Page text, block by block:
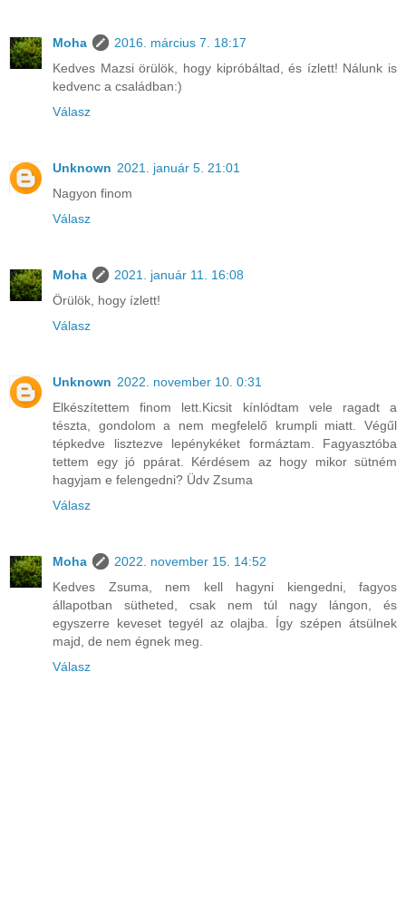
Moha
2016. március 7. 18:17
Kedves Mazsi örülök, hogy kipróbáltad, és ízlett! Nálunk is
kedvenc a családban:)
Válasz
Unknown 2021. január 5. 21:01
Nagyon finom
Válasz
Moha
2021. január 11. 16:08
Örülök, hogy ízlett!
Válasz
Unknown 2022. november 10. 0:31
Elkészítettem finom lett.Kicsit kínlódtam vele ragadt a
tészta, gondolom a nem megfelelő krumpli miatt. Végűl
tépkedve lisztezve lepénykéket formáztam. Fagyasztóba
tettem egy jó ppárat. Kérdésem az hogy mikor sütném
hagyjam e felengedni? Üdv Zsuma
Válasz
Moha
2022. november 15. 14:52
Kedves Zsuma, nem kell hagyni kiengedni, fagyos
állapotban sütheted, csak nem túl nagy lángon, és
egyszerre keveset tegyél az olajba. Így szépen átsülnek
majd, de nem égnek meg.
Válasz